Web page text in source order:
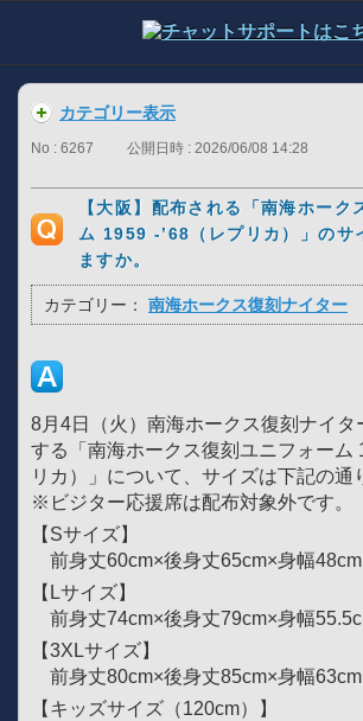
カテゴリー表示
No : 6267 公開日時 : 2026/06/08 14:28
【大阪】配布される「南海ホーク
ム 1959 -’68（レプリカ）」のサ
ますか。
カテゴリー： 南海ホークス復刻ナイター
8月4日（火）南海ホークス復刻ナイタ
する「南海ホークス復刻ユニフォーム
リカ）」について、サイズは下記の通
※ビジター応援席は配布対象外です。
【Sサイズ】
前身丈60cm×後身丈65cm×身幅48cm
【Lサイズ】
前身丈74cm×後身丈79cm×身幅
【3XLサイズ】
前身丈80cm×後身丈85cm×身幅
【キッズサイズ（120cm）】